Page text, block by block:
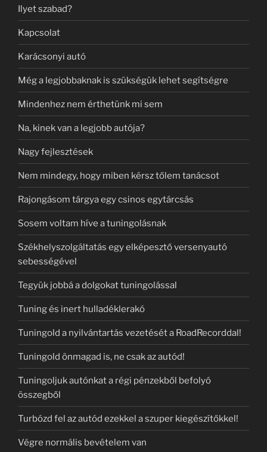
Ilyet szabad?
Kapcsolat
Karácsonyi autó
Még a legjobbaknak is szükségük lehet segítségre
Mindenhez nem érthetünk mi sem
Na, kinek van a legjobb autója?
Nagy fejlesztések
Nem mindegy, hogy miben kérsz tőlem tanácsot
Rajongásom tárgya egy csinos egytárcsás
Sosem voltam híve a tuningolásnak
Székhelyszolgáltatás egy elképesztő versenyautó
sebességével
Tegyük jobbá a dolgokat tuningolással
Tuning és inert hulladéklerakó
Tuningold a nyilvántartás vezetését a RoadRecorddal!
Tuningold önmagad is, ne csak az autód!
Tuningoljuk autónkat a régi pénzekből befolyó
összegből
Turbózd fel az autód ezekkel a szuper kiegészítőkkel!
Végre normális bevételem van